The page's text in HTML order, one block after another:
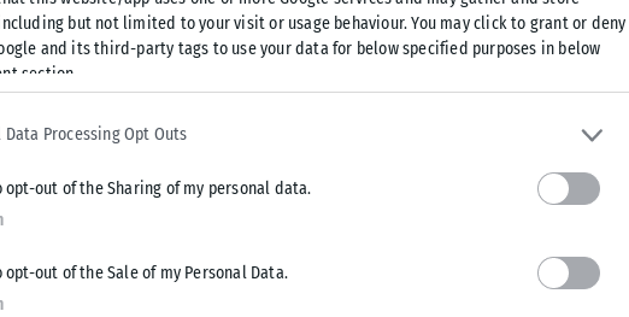
but not limited to your visit or usage behaviour. You may click to grant or deny
and its third-party tags to use your data for below specified purposes in below
section.
Data Processing Opt Outs
opt-out of the Sharing of my personal data.
opt-out of the Sale of my Personal Data.
το UFC να φτάνει μέχρι τον Λευκό Οίκο.
εθνικές γιορτές δεν είχε μετατραπεί ποτέ ο Λευκός
με γιγαντοοθόνες, φωτισμό τηλεοπτικής παραγωγής και